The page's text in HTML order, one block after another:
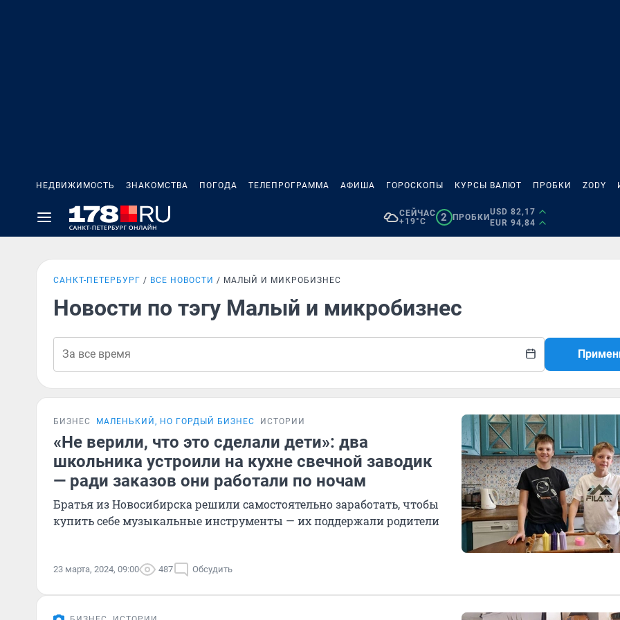
НЕДВИЖИМОСТЬ ЗНАКОМСТВА ПОГОДА ТЕЛЕПРОГРАММА АФИША ГОРОСКОПЫ КУРСЫ ВАЛЮТ ПРОБКИ ZODY
СЕЙЧАС
+19°C
2 ПРОБКИ
USD 82,17
EUR 94,84
САНКТ-ПЕТЕРБУРГ ВСЕ НОВОСТИ МАЛЫЙ И МИКРОБИЗНЕС
Новости по тэгу Малый и микробизнес
БИЗНЕС МАЛЕНЬКИЙ, НО ГОРДЫЙ БИЗНЕС ИСТОРИИ
«Не верили, что это сделали дети»: два
школьника устроили на кухне свечной заводик
— ради заказов они работали по ночам
Братья из Новосибирска решили самостоятельно заработать, чтобы
купить себе музыкальные инструменты — их поддержали родители
23 марта, 2024, 09:00 487 Обсудить